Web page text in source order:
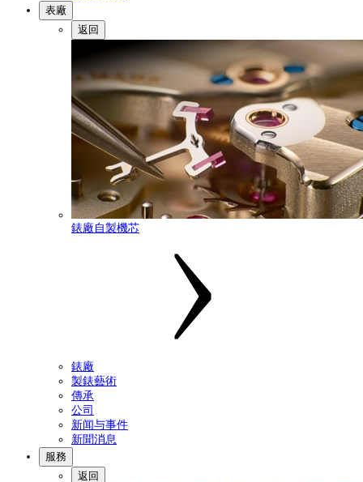
表廠
返回
錶廠自製機芯
錶廠
製錶藝術
傳承
公司
新闻与事件
新聞消息
服務
返回